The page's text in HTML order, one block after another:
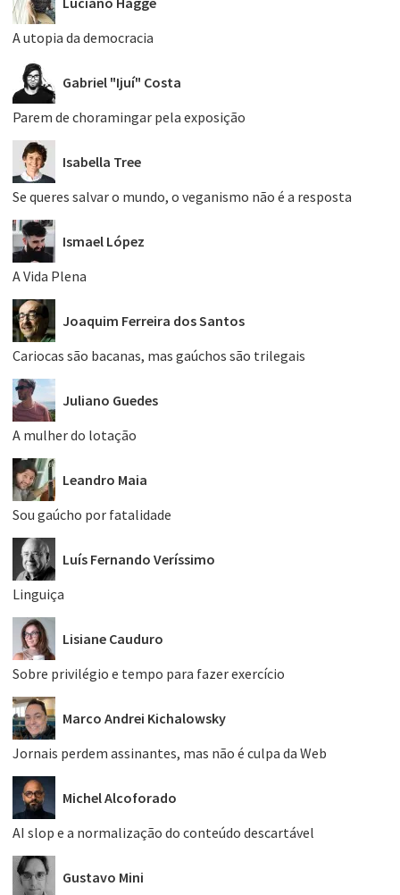
A utopia da democracia
Gabriel "Ijuí" Costa
Parem de choramingar pela exposição
Isabella Tree
Se queres salvar o mundo, o veganismo não é a resposta
Ismael López
A Vida Plena
Joaquim Ferreira dos Santos
Cariocas são bacanas, mas gaúchos são trilegais
Juliano Guedes
A mulher do lotação
Leandro Maia
Sou gaúcho por fatalidade
Luís Fernando Veríssimo
Linguiça
Lisiane Cauduro
Sobre privilégio e tempo para fazer exercício
Marco Andrei Kichalowsky
Jornais perdem assinantes, mas não é culpa da Web
Michel Alcoforado
AI slop e a normalização do conteúdo descartável
Gustavo Mini